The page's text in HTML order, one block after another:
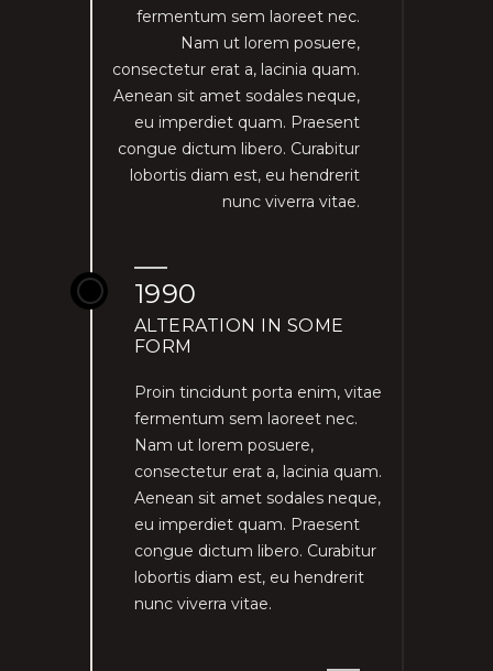
fermentum sem laoreet nec.
Nam ut lorem posuere,
consectetur erat a, lacinia quam.
Aenean sit amet sodales neque,
eu imperdiet quam. Praesent
congue dictum libero. Curabitur
lobortis diam est, eu hendrerit
nunc viverra vitae.
1990
ALTERATION IN SOME
FORM
Proin tincidunt porta enim, vitae
fermentum sem laoreet nec.
Nam ut lorem posuere,
consectetur erat a, lacinia quam.
Aenean sit amet sodales neque,
eu imperdiet quam. Praesent
congue dictum libero. Curabitur
lobortis diam est, eu hendrerit
nunc viverra vitae.